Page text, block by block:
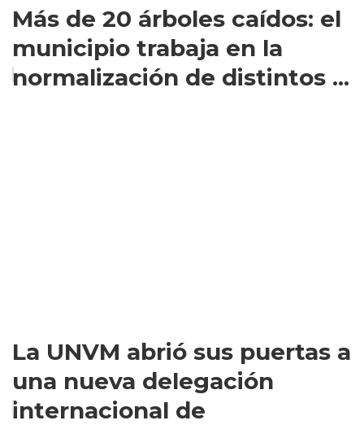
Más de 20 árboles caídos: el
municipio trabaja en la
normalización de distintos ...
La UNVM abrió sus puertas a
una nueva delegación
internacional de